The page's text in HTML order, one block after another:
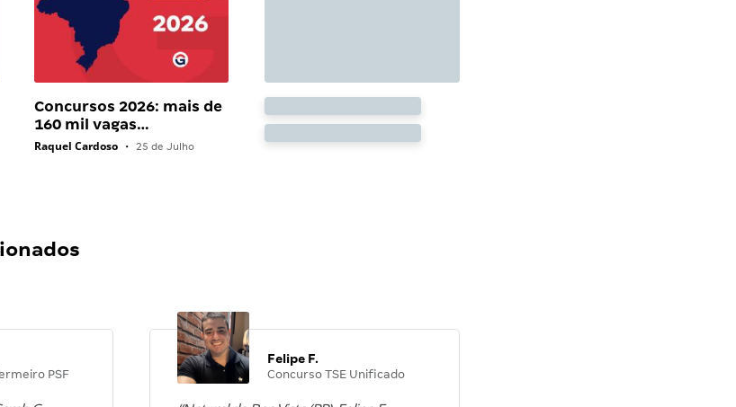
Concursos 2026: mais de
160 mil vagas…
Raquel Cardoso • 25 de Julho
PSF
Felipe F.
Concurso TSE Unificado